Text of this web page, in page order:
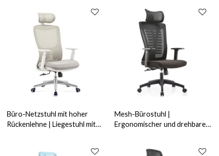
Büro-Netzstuhl mit hoher
Rückenlehne | Liegestuhl mit
Mesh-Bürostuhl |
Ergonomischer und drehbarer